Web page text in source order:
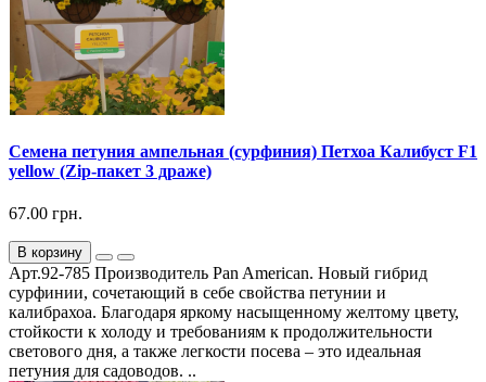
Семена петуния ампельная (сурфиния) Петхоа Калибуст F1
yellow (Zip-пакет 3 драже)
67.00 грн.
В корзину
Арт.92-785 Производитель Pan American. Новый гибрид
сурфинии, сочетающий в себе свойства петунии и
калибрахоа. Благодаря яркому насыщенному желтому цвету,
стойкости к холоду и требованиям к продолжительности
светового дня, а также легкости посева – это идеальная
петуния для садоводов. ..